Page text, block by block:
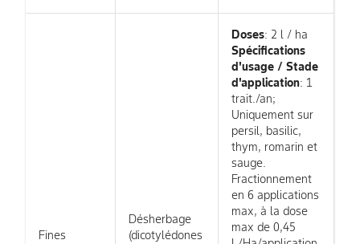
Fines
Désherbage
(dicotylédones
Doses: 2 l / ha
Spécifications
d'usage / Stade
d'application: 1
trait./an;
Uniquement sur
persil, basilic,
thym, romarin et
sauge.
Fractionnement
en 6 applications
max, à la dose
max de 0,45